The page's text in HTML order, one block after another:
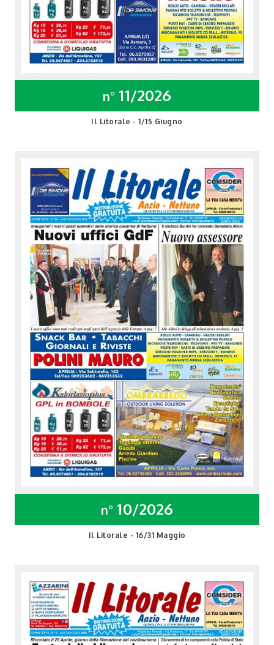
n° 11/2026
Il Litorale - 1/15 Giugno
n° 10/2026
Il Litorale - 16/31 Maggio